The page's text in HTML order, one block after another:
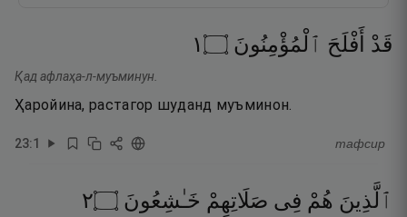
قَدْ أَفْلَحَ ٱلْمُؤْمِنُونَ ۝١
Қад афлаҳа-л-муъминун.
Ҳаройина, растагор шуданд муъминон.
23:1 тафсир
ٱلَّذِينَ هُمْ فِى صَلَاتِهِمْ خَـٰشِعُونَ ۝٢